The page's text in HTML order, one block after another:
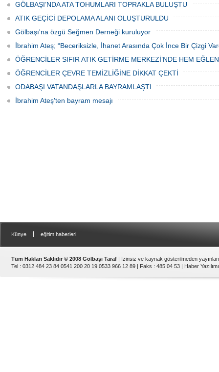
GÖLBAŞI’NDA ATA TOHUMLARI TOPRAKLA BULUŞTU
ATIK GEÇİCİ DEPOLAMA ALANI OLUŞTURULDU
Gölbaşı'na özgü Seğmen Derneği kuruluyor
İbrahim Ateş; “Beceriksizle, İhanet Arasında Çok İnce Bir Çizgi
ÖĞRENCİLER SIFIR ATIK GETİRME MERKEZİ’NDE HEM
ÖĞRENCİLER ÇEVRE TEMİZLİĞİNE DİKKAT ÇEKTİ
ODABAŞI VATANDAŞLARLA BAYRAMLAŞTI
İbrahim Ateş'ten bayram mesajı
Künye eğitim haberleri
Tüm Hakları Saklıdır © 2008 Gölbaşı Taraf | İzinsiz ve kaynak gösterilmeden
Tel : 0312 484 23 84 0541 200 20 19 0533 966 12 89 | Faks : 485 04 53 | Haber Yazılımı